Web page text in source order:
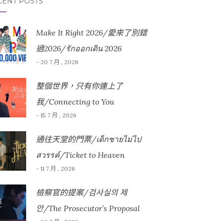
Make It Right 2026/愛來了別錯
過2026/รักออกเดิน 2026
- 20 7 月 , 2026
整個世界，只有你連上了
我/Connecting to You
- 15 7 月 , 2026
通往天堂的門票/เด็กชายไม่ไป
สวรรค์/Ticket to Heaven
- 11 7 月 , 2026
檢察官的提案/검사실의 제
안/The Prosecutor’s Proposal